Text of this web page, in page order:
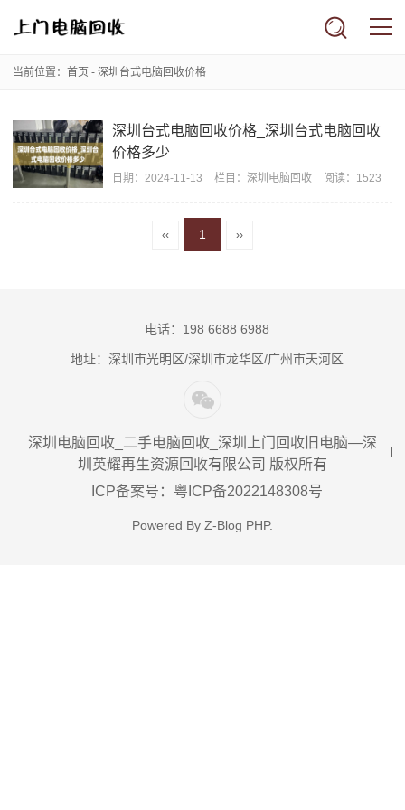
当前位置： 首页 - 深圳台式电脑回收价格
深圳台式电脑回收价格_深圳台式电脑回收
价格多少
日期： 2024-11-13 栏目： 深圳电脑回收 阅读：1523
‹‹ 1 ››
电话：198 6688 6988
地址：深圳市光明区/深圳市龙华区/广州市天河区
深圳电脑回收_二手电脑回收_深圳上门回收旧电脑—深
圳英耀再生资源回收有限公司 版权所有
ICP备案号：粤ICP备2022148308号
Powered By Z-Blog PHP.